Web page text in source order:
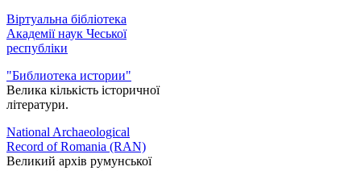
Віртуальна бібліотека
Академії наук Чеської
республіки
"Библиотека истории"
Велика кількість історичної
літератури.
National Archaeological
Record of Romania (RAN)
Великий архів румунської